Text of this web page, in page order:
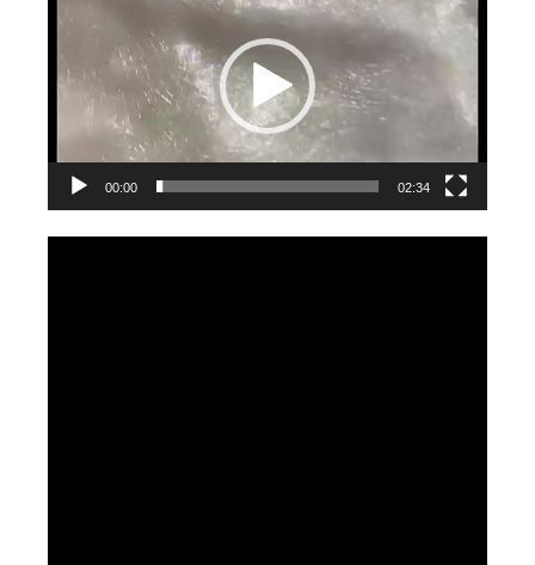
訊
播
放
00:00 02:34